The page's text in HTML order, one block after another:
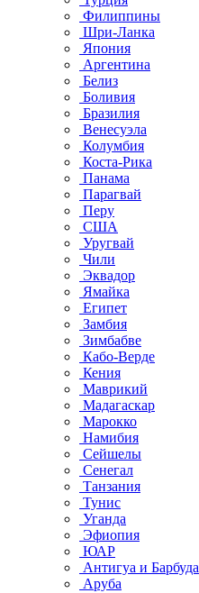
Филиппины
Шри-Ланка
Япония
Аргентина
Белиз
Боливия
Бразилия
Венесуэла
Колумбия
Коста-Рика
Панама
Парагвай
Перу
США
Уругвай
Чили
Эквадор
Ямайка
Египет
Замбия
Зимбабве
Кабо-Верде
Кения
Маврикий
Мадагаскар
Марокко
Намибия
Сейшелы
Сенегал
Танзания
Тунис
Уганда
Эфиопия
ЮАР
Антигуа и Барбуда
Аруба